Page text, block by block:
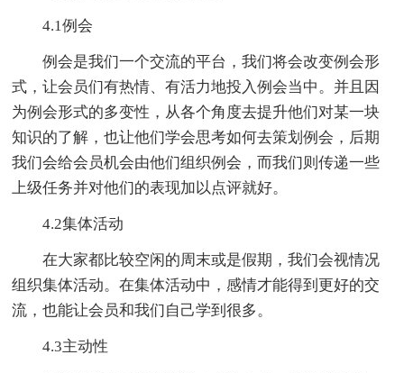
4.1例会
例会是我们一个交流的平台，我们将会改变例会形
式，让会员们有热情、有活力地投入例会当中。并且因
为例会形式的多变性，从各个角度去提升他们对某一块
知识的了解，也让他们学会思考如何去策划例会，后期
我们会给会员机会由他们组织例会，而我们则传递一些
上级任务并对他们的表现加以点评就好。
4.2集体活动
在大家都比较空闲的周末或是假期，我们会视情况
组织集体活动。在集体活动中，感情才能得到更好的交
流，也能让会员和我们自己学到很多。
4.3主动性